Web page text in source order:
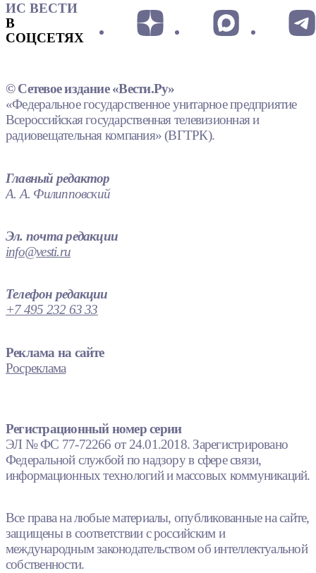
ИС ВЕСТИ
В
СОЦСЕТЯХ
© Сетевое издание «Вести.Ру»
«Федеральное государственное унитарное предприятие
Всероссийская государственная телевизионная и
радиовещательная компания» (ВГТРК).
Главный редактор
А. А. Филипповский
Эл. почта редакции
info@vesti.ru
Телефон редакции
+7 495 232 63 33
Реклама на сайте
Росреклама
Регистрационный номер серии
ЭЛ № ФС 77-72266 от 24.01.2018. Зарегистрировано
Федеральной службой по надзору в сфере связи,
информационных технологий и массовых коммуникаций.
Все права на любые материалы, опубликованные на сайте,
защищены в соответствии с российским и
международным законодательством об интеллектуальной
собственности.